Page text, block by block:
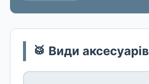
🥁 Види аксесуарів